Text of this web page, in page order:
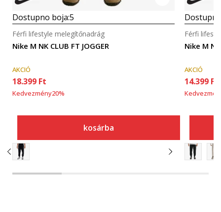
Dostupno boja:5
Nike M NK CLUB FT JOGGER
Férfi lifestyle melegítőnadrág
AKCIÓ
18.399 Ft
Kedvezmény20%
kosárba
Nike M NK
Férfi
AKCIÓ
14.399 Ft